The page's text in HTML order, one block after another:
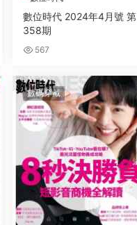
數位時代 2024年4月號 第
358期
567
數碼穿戴